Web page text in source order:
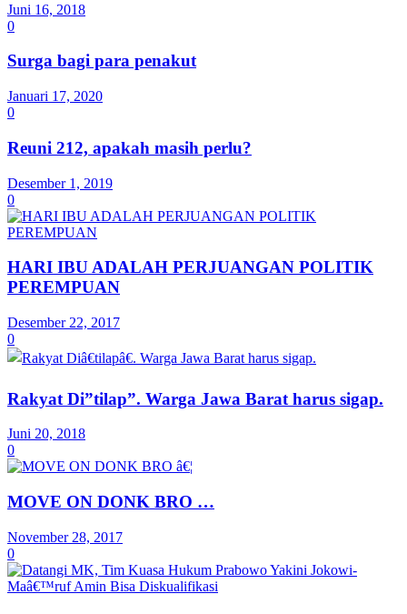
Juni 16, 2018
0
Surga bagi para penakut
Januari 17, 2020
0
Reuni 212, apakah masih perlu?
Desember 1, 2019
0
HARI IBU ADALAH PERJUANGAN POLITIK
PEREMPUAN
Desember 22, 2017
0
Rakyat Di”tilap”. Warga Jawa Barat harus sigap.
Juni 20, 2018
0
MOVE ON DONK BRO …
November 28, 2017
0